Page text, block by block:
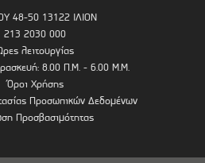
48-50 13122 ΙΛΙΟΝ
213 2030 000
λειτουργίας
8.00 Π.Μ. - 6.00 Μ.Μ.
Όροι Χρήσης
Προσωπικών Δεδομένων
Προσβασιμότητας